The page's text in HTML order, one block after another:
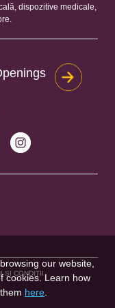
dispozitive medicale,
ȘI CONDIȚII
our website,
cookies. Learn how
here